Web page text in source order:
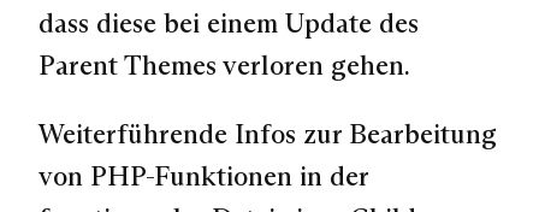
dass diese bei einem Update des
Parent Themes verloren gehen.
Weiterführende Infos zur Bearbeitung
von PHP-Funktionen in der